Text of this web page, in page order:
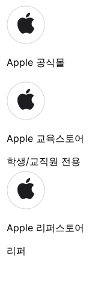
Apple 공식몰
Apple 교육스토어
학생/교직원 전용
Apple 리퍼스토어
리퍼